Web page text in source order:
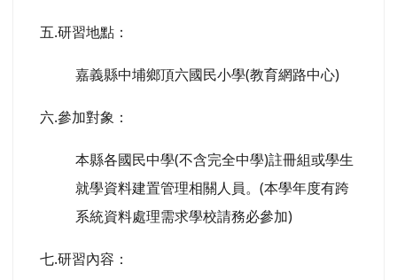
五.研習地點：
嘉義縣中埔鄉頂六國民小學(教育網路中心)
六.參加對象：
本縣各國民中學(不含完全中學)註冊組或學生
就學資料建置管理相關人員。(本學年度有跨
系統資料處理需求學校請務必參加)
七.研習內容：